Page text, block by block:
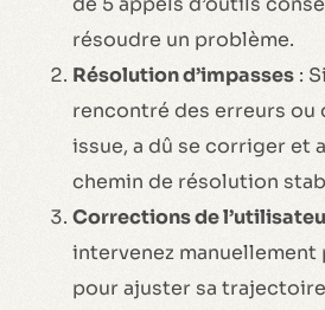
résoudre un problème.
Résolution d’impasses :
rencontré des erreurs ou
issue, a dû se corriger et
chemin de résolution
Corrections de
intervenez manuellement
pour ajuster sa